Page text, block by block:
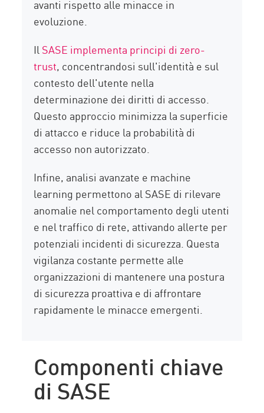
avanti rispetto alle minacce in
evoluzione.
IlSASE implementa principi di zero-
trust, concentrandosi sull'identità e sul
contesto dell'utente nella
determinazione dei diritti di accesso.
Questo approccio minimizza la superficie
di attacco e riduce la probabilità di
accesso non autorizzato.
Infine, analisi avanzate e machine
learning permettono al SASE di rilevare
anomalie nel comportamento degli utenti
e nel traffico di rete, attivando allerte per
potenziali incidenti di sicurezza. Questa
vigilanza costante permette alle
organizzazioni di mantenere una postura
di sicurezza proattiva e di affrontare
rapidamente le minacce emergenti.
Componenti chiave
di SASE